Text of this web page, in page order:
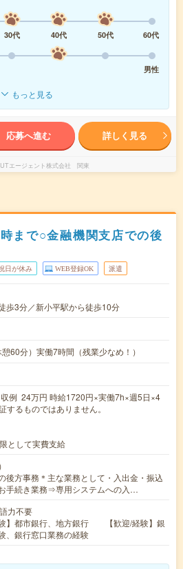
30代 40代 50代
60代
男性
もっと見る
応募へ進む 詳しく見る
UTエージェント株式会社 関東
まで○金融機関支店での後
日が休み WEB登録OK 派遣
歩3分／新小平駅から徒歩10分
60分）実働7時間（残業少なめ！）
例 24万円 時給1720円×実働7h×週5日×4
するものではありません。
として実費支給
後方事務＊主な業務として・入出金・振込
手続き業務⇒専用システムへの入…
力不要
験】都市銀行、地方銀行 【歓迎/経験】銀
、銀行窓口業務の経験